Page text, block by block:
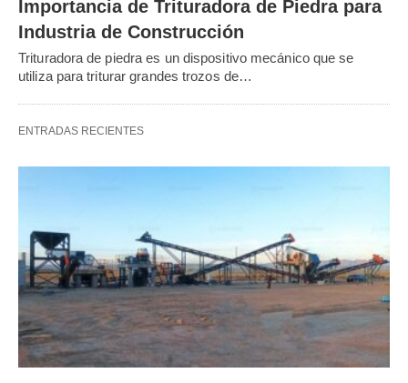
Importancia de Trituradora de Piedra para
Industria de Construcción
Trituradora de piedra es un dispositivo mecánico que se
utiliza para triturar grandes trozos de…
ENTRADAS RECIENTES